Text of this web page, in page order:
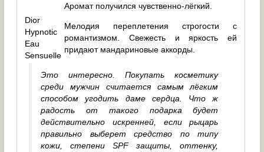
Аромат получился чувственно-лёгкий.
Dior
Hypnotic
Eau
Sensuelle
Мелодия переплетения строгости с
романтизмом. Свежесть и яркость ей
придают мандариновые аккорды.
Это интересно. Покупать косметику
среди мужчин считается самым лёгким
способом угодить даме сердца. Что ж
радость от такого подарка будет
действительно искренней, если рыцарь
правильно выберет средство по типу
кожи, степени SPF защиты, оттенку,